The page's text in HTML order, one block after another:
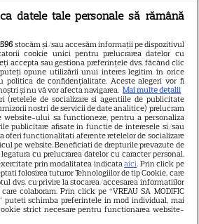
Sweeney
thriller erotic
PARTENERI
De ce fulgerele se văd înainte
să se audă tunetul
datele tale personale să rămână
596 stocăm și/sau accesăm informații pe dispozitivul
cookie unici pentru prelucrarea datelor cu
accepta sau gestiona preferințele dvs. făcând clic
opune utilizării unui interes legitim în orice
politica de confidențialitate. Aceste alegeri vor fi
și nu vă vor afecta navigarea. Mai multe detalii
(retelele de socializare si agentiile de publicitate
nostri de servicii de date analitice) prelucram
website-ului sa functioneze, pentru a personaliza
publicitare afisate in functie de interesele si/sau
oferi functionalitati aferente retelelor de socializare
pe website. Beneficiati de drepturile prevazute de
legatura cu prelucrarea datelor cu caracter personal.
prin modalitatea indicataaici. Prin click pe
folosirea tuturor Tehnologiilor de tip Cookie, care
dvs. cu privire la stocarea/accesarea informatiilor
colaboram. Prin click pe “VREAU SA MODIFIC
puteti schimba preferintele in mod individual, mai
strict necesare pentru functionarea website-